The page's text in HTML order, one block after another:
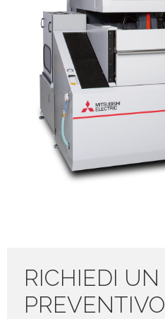
RICHIEDI UN
PREVENTIVO